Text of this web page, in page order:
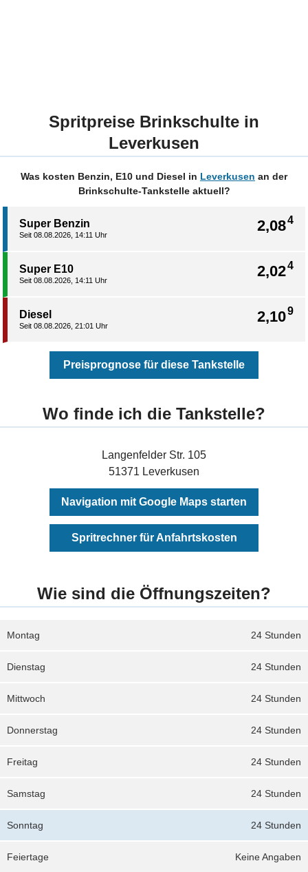
Spritpreise Brinkschulte in
Leverkusen
Was kosten Benzin, E10 und Diesel in Leverkusen an der
Brinkschulte-Tankstelle aktuell?
2,084
Super Benzin
Seit 08.08.2026, 14:11 Uhr
2,024
Super E10
Seit 08.08.2026, 14:11 Uhr
2,109
Diesel
Seit 08.08.2026, 21:01 Uhr
Preisprognose für diese Tankstelle
Wo finde ich die Tankstelle?
Langenfelder Str. 105
51371 Leverkusen
Navigation mit Google Maps starten
Spritrechner für Anfahrtskosten
Wie sind die Öffnungszeiten?
24 Stunden
Montag
24 Stunden
Dienstag
24 Stunden
Mittwoch
24 Stunden
Donnerstag
24 Stunden
Freitag
24 Stunden
Samstag
24 Stunden
Sonntag
Keine Angaben
Feiertage